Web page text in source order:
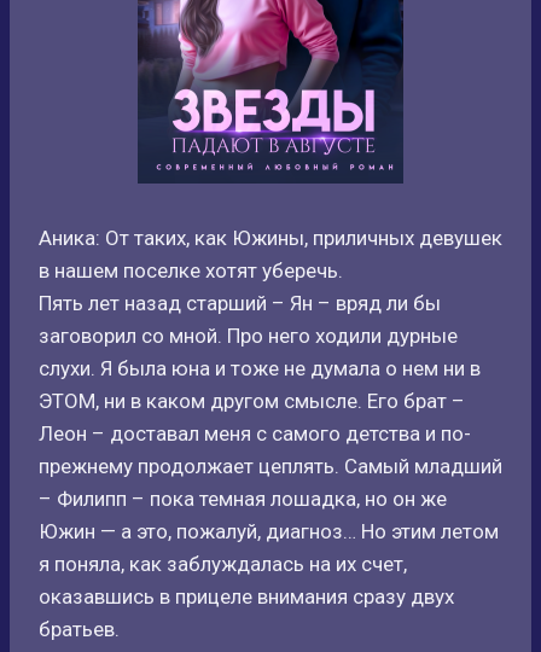
Аника: От таких, как Южины, приличных девушек
в нашем поселке хотят уберечь.
Пять лет назад старший – Ян – вряд ли бы
заговорил со мной. Про него ходили дурные
слухи. Я была юна и тоже не думала о нем ни в
ЭТОМ, ни в каком другом смысле. Его брат –
Леон – доставал меня с самого детства и по-
прежнему продолжает цеплять. Самый младший
– Филипп – пока темная лошадка, но он же
Южин — а это, пожалуй, диагноз… Но этим летом
я поняла, как заблуждалась на их счет,
оказавшись в прицеле внимания сразу двух
братьев.